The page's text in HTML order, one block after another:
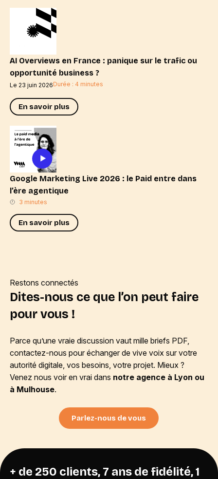
AI Overviews en France : panique sur le trafic ou
opportunité business ?
Le 23 juin 2026Durée : 4 minutes
En savoir plus
Google Marketing Live 2026 : le Paid entre dans
l’ère agentique
3 minutes
En savoir plus
Restons connectés
Dites-nous ce que l’on peut faire
pour vous !
Parce qu’une vraie discussion vaut mille briefs PDF,
contactez-nous pour échanger de vive voix sur votre
autorité digitale, vos besoins, votre projet. Mieux ?
Venez nous voir en vrai dans notre agence à Lyon ou
à Mulhouse.
Parlez-nous de vous
+ de 250 clients, 7 ans de fidélité, 1